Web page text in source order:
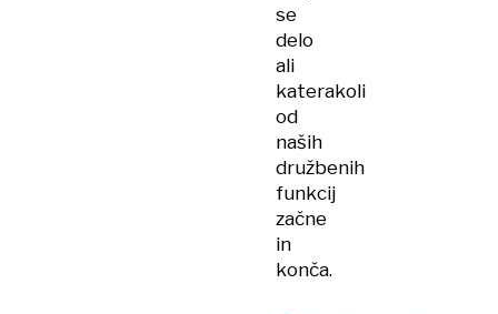
se
delo
ali
katerakoli
od
naših
družbenih
funkcij
začne
in
konča.